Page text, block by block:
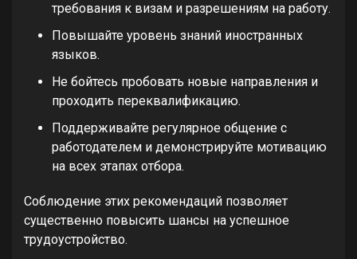
требования к визам и разрешениям на работу.
Повышайте уровень знаний иностранных
языков.
Не бойтесь пробовать новые направления и
проходить переквалификацию.
Поддерживайте регулярное общение с
работодателем и демонстрируйте мотивацию
на всех этапах отбора.
Соблюдение этих рекомендаций позволяет
существенно повысить шансы на успешное
трудоустройство.